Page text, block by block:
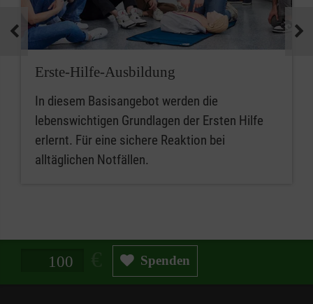
Erste-Hilfe-Ausbildung
In diesem Basisangebot werden die
lebenswichtigen Grundlagen der Ersten Hilfe
erlernt. Für eine sichere Reaktion bei
alltäglichen Notfällen.
Spendenbetrag in Euro Spenden